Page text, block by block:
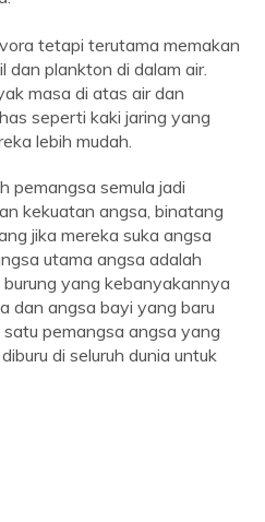
tetapi terutama memakan
dan plankton di dalam air.
masa di atas air dan
seperti kaki jaring yang
lebih mudah.
pemangsa semula jadi
kekuatan angsa, binatang
jika mereka suka angsa
utama angsa adalah
burung yang kebanyakannya
dan angsa bayi yang baru
pemangsa angsa yang
di seluruh dunia untuk